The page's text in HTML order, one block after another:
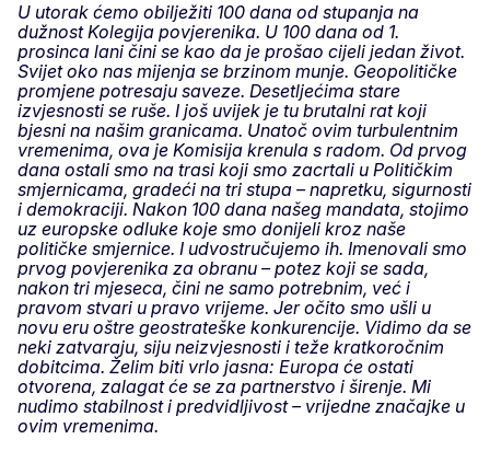
U utorak ćemo obilježiti 100 dana od stupanja na
dužnost Kolegija povjerenika. U 100 dana od 1.
prosinca lani čini se kao da je prošao cijeli jedan život.
Svijet oko nas mijenja se brzinom munje. Geopolitičke
promjene potresaju saveze. Desetljećima stare
izvjesnosti se ruše. I još uvijek je tu brutalni rat koji
bjesni na našim granicama. Unatoč ovim turbulentnim
vremenima, ova je Komisija krenula s radom. Od prvog
dana ostali smo na trasi koji smo zacrtali u Političkim
smjernicama, gradeći na tri stupa – napretku, sigurnosti
i demokraciji. Nakon 100 dana našeg mandata, stojimo
uz europske odluke koje smo donijeli kroz naše
političke smjernice. I udvostručujemo ih. Imenovali smo
prvog povjerenika za obranu – potez koji se sada,
nakon tri mjeseca, čini ne samo potrebnim, već i
pravom stvari u pravo vrijeme. Jer očito smo ušli u
novu eru oštre geostrateške konkurencije. Vidimo da se
neki zatvaraju, siju neizvjesnosti i teže kratkoročnim
dobitcima. Želim biti vrlo jasna: Europa će ostati
otvorena, zalagat će se za partnerstvo i širenje. Mi
nudimo stabilnost i predvidljivost – vrijedne značajke u
ovim vremenima.